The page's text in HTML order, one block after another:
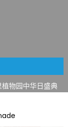
演绎一场古筝
物园中华日盛典
亲身体验划行乐